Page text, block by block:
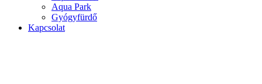
Aqua Park
Gyógyfürdő
Kapcsolat